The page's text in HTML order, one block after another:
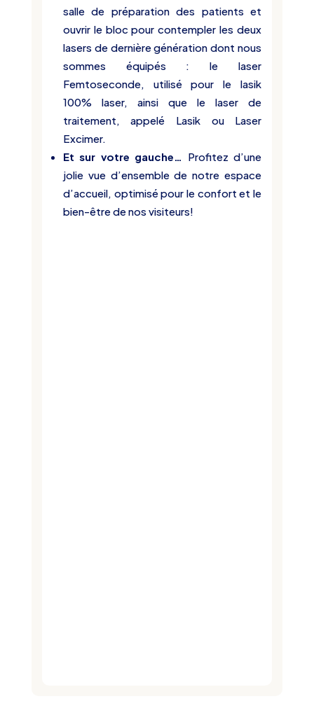
salle de préparation des patients et
ouvrir le bloc pour contempler les deux
lasers de dernière génération dont nous
sommes équipés : le laser
Femtoseconde, utilisé pour le lasik
100% laser, ainsi que le laser de
traitement, appelé Lasik ou Laser
Excimer.
Et sur votre gauche… Profitez d’une
jolie vue d’ensemble de notre espace
d’accueil, optimisé pour le confort et le
bien-être de nos visiteurs!